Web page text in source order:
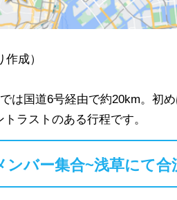
作成）
は国道6号経由で約20km。初
ラストのある行程です。
ンバー集合~浅草にて合